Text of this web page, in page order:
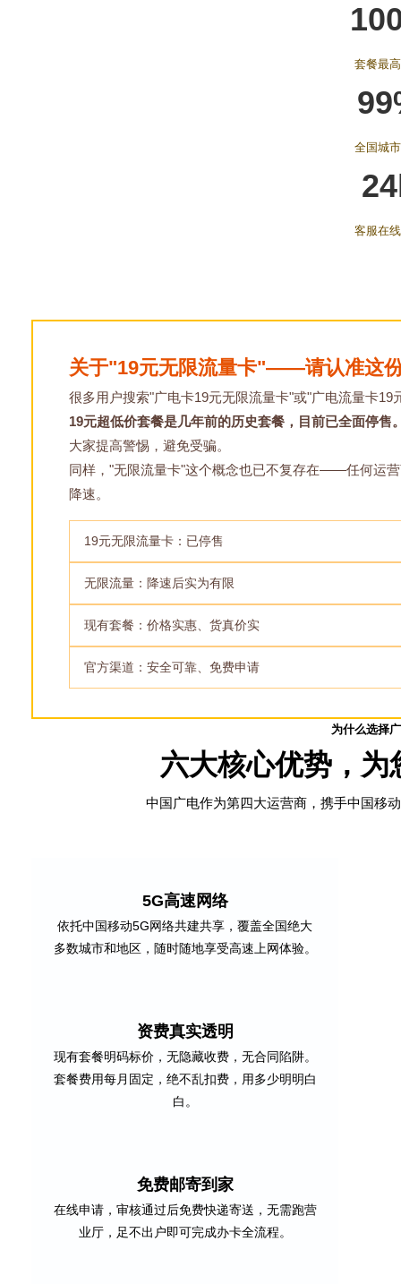
套餐最
全国城
客服在
关于"19元无限流量卡"——请认准这
很多用户搜索"广电卡19元无限流量卡"或"广电流量卡19
19元超低价套餐是几年前的历史套餐，目前已全面停售
大家提高警惕，避免受骗。
同样，"无限流量卡"这个概念也已不复存在——任何运
降速。
19元无限流量卡：已停售
无限流量：降速后实为有限
现有套餐：价格实惠、货真价实
官方渠道：安全可靠、免费申请
为什么选择
六大核心优势，
中国广电作为第四大运营商，携手中国移
5G高速网络
依托中国移动5G网络共建共享，覆盖全国绝大
多数城市和地区，随时随地享受高速上网体验。
资费真实透明
现有套餐明码标价，无隐藏收费，无合同陷阱。
套餐费用每月固定，绝不乱扣费，用多少明明白
白。
免费邮寄到家
在线申请，审核通过后免费快递寄送，无需跑营
业厅，足不出户即可完成办卡全流程。